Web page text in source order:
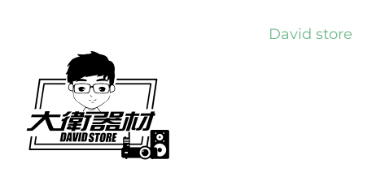
David store